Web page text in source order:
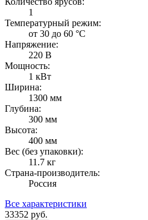
1
Температурный режим:
от 30 до 60 °C
Напряжение:
220 В
Мощность:
1 кВт
Ширина:
1300 мм
Глубина:
300 мм
Высота:
400 мм
Вес (без упаковки):
11.7 кг
Страна-производитель:
Россия
Все характеристики
33352 руб.